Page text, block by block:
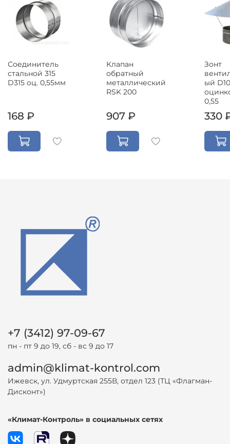
Соединитель
стальной 315
D315 оц. 0,55мм
168 ₽
Клапан
обратный
металлический
RSK 200
907 ₽
Зонт
ый
0,55
330
+7 (3412) 97-09-67
пн - пт 9 до 19, сб - вс 9 до 17
admin@klimat-kontrol.com
Ижевск, ул. Удмуртская 255В, отдел 123 (ТЦ «Флагман-
Дисконт»)
«Климат-Контроль» в социальных сетях